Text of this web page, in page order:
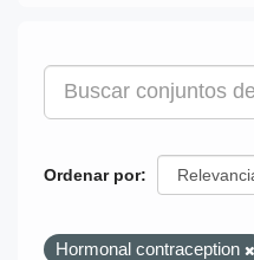
Ordenar por
Hormonal contraception